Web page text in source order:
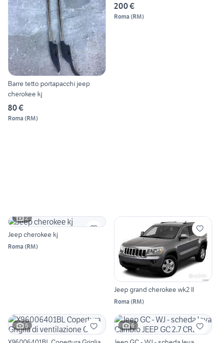
Barre tetto portapacchi jeep
cherokee kj
80 €
Roma (RM)
200 €
Roma (RM)
2
Jeep cherokee kj
Roma (RM)
Jeep grand cherokee wk2 II
Roma (RM)
6 6